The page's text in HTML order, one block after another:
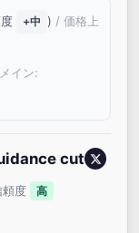
+中 ) / 価格上
イン:
cut
度 高